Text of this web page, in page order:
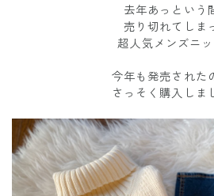
去年あっという
売り切れてしま
超人気メンズニ
今年も発売された
さっそく購入しま